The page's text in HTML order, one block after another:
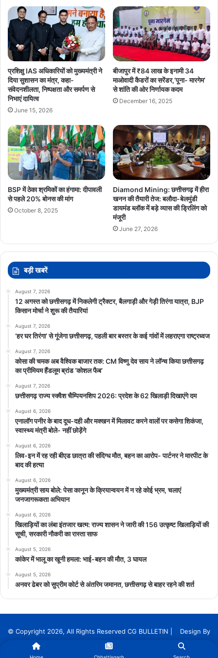
प्रशिक्षु IAS अधिकारियों को मुख्यमंत्री ने
दिया सुशासन का मंत्र, कहा-
संवेदनशीलता, निष्पक्षता और समर्पण से
निभाएं दायित्व
June 15, 2026
बीजापुर में ₹84 लाख के इनामी 34
माओवादी कैडरों का सरेंडर,‘पूना- मारगेम’
से शांति की ओर निर्णायक कदम
December 16, 2025
BSP में ठेका श्रमिकों का हंगामा: दीपावली
से पहले 20% बोनस की मांग
October 8, 2025
Diamond Mining: छत्तीसगढ़ में हीरा
खनन की तैयारी तेज: बलौदा-बेलमुंडी
डायमंड ब्लॉक में बड़े व्यास की ड्रिलिंग को
मंजूरी
June 27, 2026
बड़ी खबरें
August 7, 2026
12 अगस्त को छत्तीसगढ़ में निकलेगी ट्रैक्टर, बैलगाड़ी और गेड़ी तिरंगा यात्रा, BJP
किसान मोर्चा ने शुरू की तैयारियां
August 7, 2026
‘हर घर तिरंगा’ से गूंजेगा छत्तीसगढ़, पहली बार बस्तर के कई गांवों में लहराएगा राष्ट्रध्वज
August 7, 2026
कोसा की चमक अब वैश्विक बाजार तक: CM विष्णु देव साय ने लॉन्च किया छत्तीसगढ़
का प्रीमियम हैंडलूम ब्रांड ‘कोशल फैब’
August 7, 2026
छत्तीसगढ़ राज्य स्क्वैश चैम्पियनशिप 2026: प्रदेश के 62 खिलाड़ी दिखाएंगे दम
August 6, 2026
एनालॉग पनीर के बाद दूध-दही और मक्खन में मिलावट करने वालों पर कसेगा शिकंजा,
स्वास्थ्य मंत्री बोले- नहीं छोड़ेंगे
August 6, 2026
लिव-इन में रह रही बीएड छात्रा की संदिग्ध मौत, बहन का आरोप- पार्टनर ने मारपीट के
बाद की हत्या
August 6, 2026
मुख्यमंत्री साय बोले: पेसा कानून के क्रियान्वयन में न रहे कोई भ्रम, चलाएं
जनजागरूकता अभियान
August 6, 2026
खिलाड़ियों का लंबा इंतजार खत्म: राज्य शासन ने जारी की 156 उत्कृष्ट खिलाड़ियों की
सूची, सरकारी नौकरी का रास्ता साफ
August 5, 2026
कांकेर में भालू का खूनी हमला: भाई-बहन की मौत, 3 घायल
August 5, 2026
अनवर ढेबर को सुप्रीम कोर्ट से अंतरिम जमानत, छत्तीसगढ़ से बाहर रहने की शर्त
© Copyright 2026, All Rights Reserved CG BULLETIN | Design By
InnoTech Solution Services
Home Chhattisgarh Search